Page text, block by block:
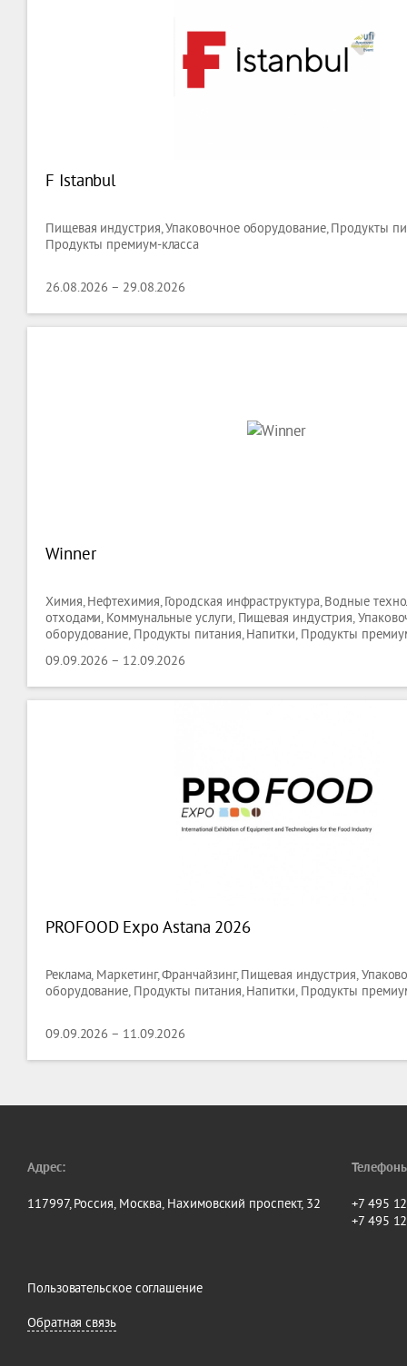
F Istanbul
Пищевая индустрия, Упаковочное оборудование, Продукты
Продукты премиум-класса
26.08.2026 – 29.08.2026
Winner
Химия, Нефтехимия, Городская инфраструктура, Водные
отходами, Коммунальные услуги, Пищевая индустрия,
оборудование, Продукты питания, Напитки, Продукты
оборудование, Лабораторные Технологии, Биотехнологии,
09.09.2026 – 12.09.2026
PROFOOD Expo Astana 2026
Реклама, Маркетинг, Франчайзинг, Пищевая индустрия,
оборудование, Продукты питания, Напитки, Продукты
09.09.2026 – 11.09.2026
Адрес:
117997, Россия, Москва, Нахимовский проспект, 32
+7 495
+7 495
Пользовательское соглашение
Обратная связь